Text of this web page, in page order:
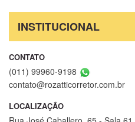
INSTITUCIONAL
CONTATO
(011) 99960-9198
contato@rozatticorretor.com.br
LOCALIZAÇÃO